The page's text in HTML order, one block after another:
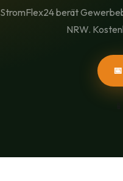
StromFlex24 berät
NRW.